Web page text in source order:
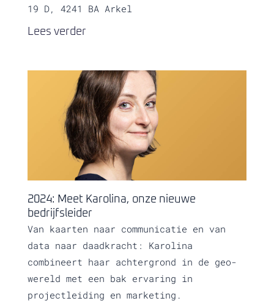
19 D, 4241 BA Arkel
Lees verder
2024: Meet Karolina, onze nieuwe
bedrijfsleider
Van kaarten naar communicatie en van
data naar daadkracht: Karolina
combineert haar achtergrond in de geo-
wereld met een bak ervaring in
projectleiding en marketing.